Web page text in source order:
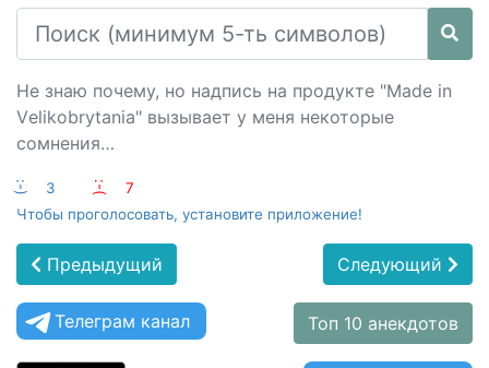
Не знаю почему, но надпись на продукте "Маdе in
Vеlikоbrуtаniа" вызывает у меня некоторые
сомнения…
:-) 3 :-(
7
Чтобы проголосовать, установите приложение!
Предыдущий Следующий
Телеграм канал Топ 10 анекдотов